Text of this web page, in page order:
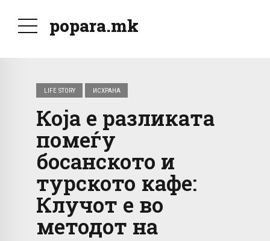
popara.mk
LIFE STORY ИСХРАНА
Која е разликата
помеѓу
босанското и
турското кафе:
Клучот е во
методот на